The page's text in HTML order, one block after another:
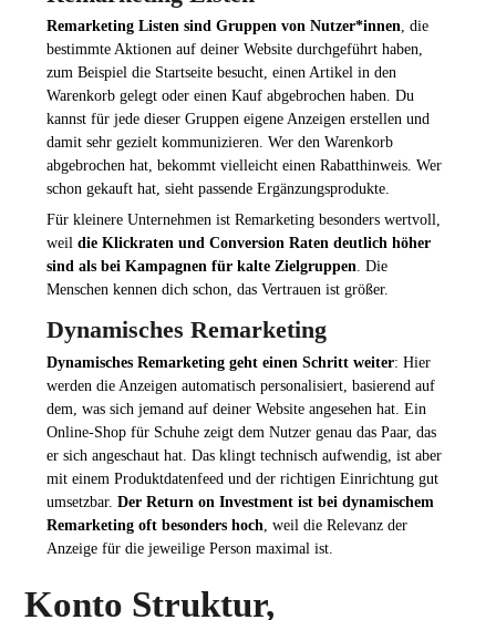
Remarketing Listen sind Gruppen von Nutzer*innen, die
bestimmte Aktionen auf deiner Website durchgeführt haben,
zum Beispiel die Startseite besucht, einen Artikel in den
Warenkorb gelegt oder einen Kauf abgebrochen haben. Du
kannst für jede dieser Gruppen eigene Anzeigen erstellen und
damit sehr gezielt kommunizieren. Wer den Warenkorb
abgebrochen hat, bekommt vielleicht einen Rabatthinweis. Wer
schon gekauft hat, sieht passende Ergänzungsprodukte.
Für kleinere Unternehmen ist Remarketing besonders wertvoll,
weil die Klickraten und Conversion Raten deutlich höher
sind als bei Kampagnen für kalte Zielgruppen . Die
Menschen kennen dich schon, das Vertrauen ist größer.
Dynamisches Remarketing
Dynamisches Remarketing geht einen Schritt weiter: Hier
werden die Anzeigen automatisch personalisiert, basierend auf
dem, was sich jemand auf deiner Website angesehen hat. Ein
Online-Shop für Schuhe zeigt dem Nutzer genau das Paar, das
er sich angeschaut hat. Das klingt technisch aufwendig, ist aber
mit einem Produktdatenfeed und der richtigen Einrichtung gut
umsetzbar. Der Return on Investment ist bei dynamischem
Remarketing oft besonders hoch , weil die Relevanz der
Anzeige für die jeweilige Person maximal ist.
Konto Struktur,